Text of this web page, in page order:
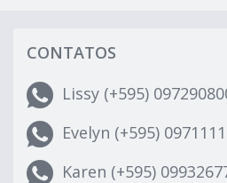
CONTATOS
Lissy (+595)
Evelyn (+595)
Karen (+595)